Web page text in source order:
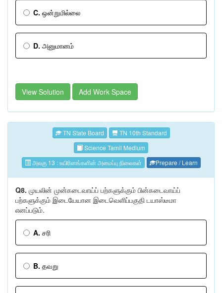
C. ஒன்றுமில்லை
D. அனுமானம்
View Solution Add Work Space
TN State Board
TN 10th Standard
Science Tamil Medium
அலகு 13 : உயிரினங்களின் அமைப்பு நிலைகள்
Prepare / Learn
Q8. முயலின் முன்கடைவாய்ப் பற்களுக்கும் பின்கடைவாய்ப்
பற்களுக்கும் இடையேயான இடைவெளிப்பகுதி டயாஸ்டீமா
எனப்படும்.
A. சரி
B. தவறு